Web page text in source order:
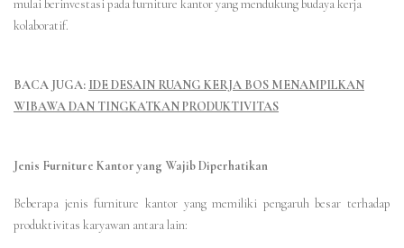
mulai berinvestasi pada furniture kantor yang mendukung budaya kerja
kolaboratif.
BACA JUGA: IDE DESAIN RUANG KERJA BOS MENAMPILKAN
WIBAWA DAN TINGKATKAN PRODUKTIVITAS
Jenis Furniture Kantor yang Wajib Diperhatikan
Beberapa jenis furniture kantor yang memiliki pengaruh besar terhadap
produktivitas karyawan antara lain: